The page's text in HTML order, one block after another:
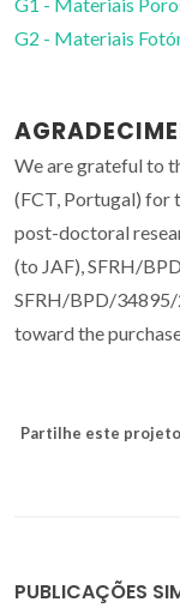
G2 - Materiais
We are grateful to
(FCT, Portugal) for
post-doctoral
(to JAF), SFRH/
SFRH/BPD/34895/
toward the
Partilhe este projeto
PUBLICAÇÕES